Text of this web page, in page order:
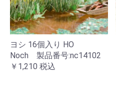
ヨシ 16個入り HO
Noch 製品番号:nc14102
￥1,210 税込